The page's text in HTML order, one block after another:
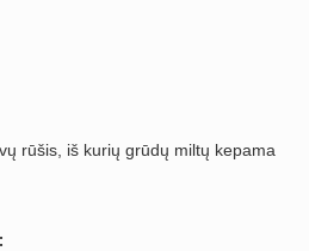
rūšis, iš kurių grūdų miltų kepama